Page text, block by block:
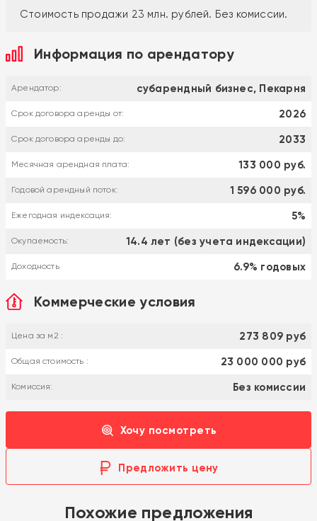
Стоимость продажи 23 млн. рублей. Без комиссии.
Информация по арендатору
Арендатор: субарендный бизнес, Пекарня
Срок договора аренды от: 2026
Срок договора аренды до: 2033
Месячная арендная плата: 133 000 руб.
Годовой арендный поток: 1 596 000 руб.
Ежегодная индексация: 5%
Окупаемость: 14.4 лет (без учета индексации)
Доходность 6.9% годовых
Коммерческие условия
Цена за м2 : 273 809 руб
Общая стоимость : 23 000 000 руб
Комиссия: Без комиссии
Хочу посмотреть
Предложить цену
Похожие предложения